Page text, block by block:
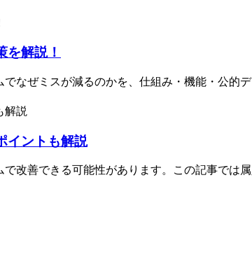
解説！
なぜミスが減るのかを、仕組み・機能・公的
イントも解説
改善できる可能性があります。この記事では